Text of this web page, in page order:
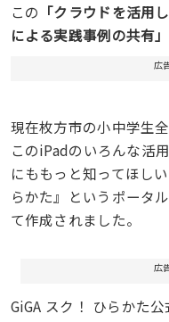
この 「クラウドを活用
による実践事例の共有」
広
現在枚方市の小中学生
このiPadのいろんな活
にももっと知ってほし
らかた』というポータ
て作成されました。
広
GiGA スク！ ひらかた